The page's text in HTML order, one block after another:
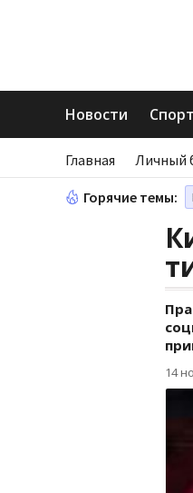
Новости Спорт
Главная Личный
Горячие темы:
14